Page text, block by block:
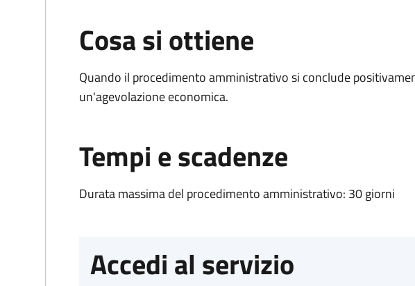
Cosa si ottiene
Quando il procedimento amministrativo si conclude
un'agevolazione economica.
Tempi e scadenze
Durata massima del procedimento amministrativo: 30 giorni
Accedi al servizio